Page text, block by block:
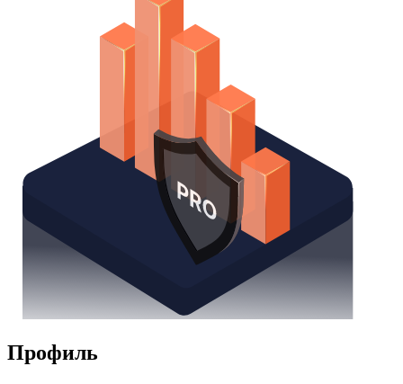
Профиль